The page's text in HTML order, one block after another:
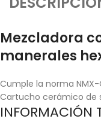
Mezcladora
manerales
Cumple la norma NMX-
Cartucho cerámico de
INFORMACIÓN